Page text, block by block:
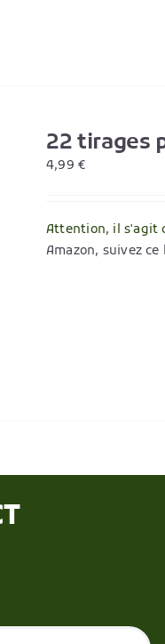
22 tirages
4,99€
Attention, il s'agit
Amazon, suivez